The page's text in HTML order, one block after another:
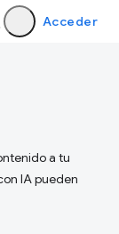
Acceder
a tu
IA pueden